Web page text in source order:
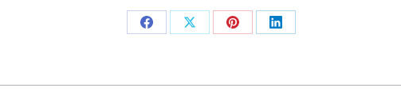
Share
Facebook
Share
X
Share
Pinterest
Share
LinkedIn